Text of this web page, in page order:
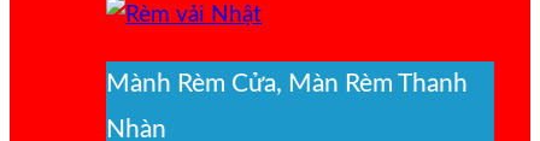
Mành Rèm Cửa, Màn Rèm Thanh
Nhàn